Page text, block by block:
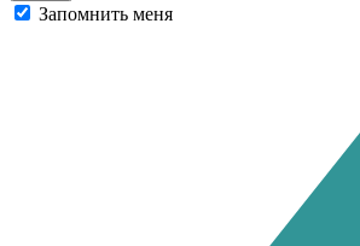
Запомнить меня